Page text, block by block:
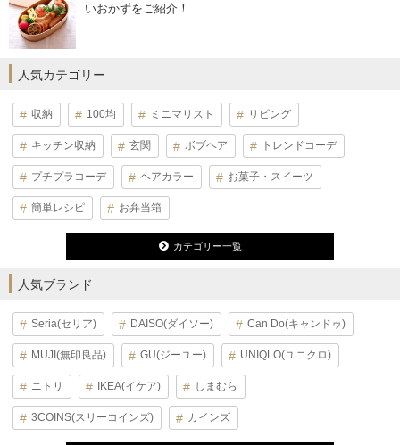
いおかずをご紹介！
人気カテゴリー
収納 100均 ミニマリスト リビング
キッチン収納 玄関 ボブヘア トレンドコーデ
プチプラコーデ ヘアカラー お菓子・スイーツ
簡単レシピ お弁当箱
カテゴリー一覧
人気ブランド
Seria(セリア) DAISO(ダイソー) Can Do(キャンドゥ)
MUJI(無印良品) GU(ジーユー) UNIQLO(ユニクロ)
ニトリ IKEA(イケア) しまむら
3COINS(スリーコインズ) カインズ